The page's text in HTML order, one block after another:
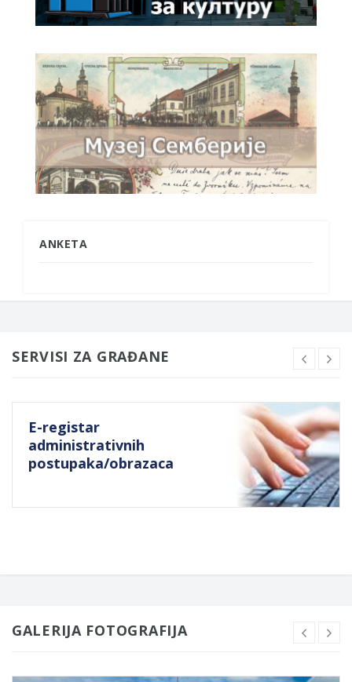
ANKETA
SERVISI ZA GRAĐANE
E-registar
administrativnih
postupaka/obrazaca
GALERIJA FOTOGRAFIJA